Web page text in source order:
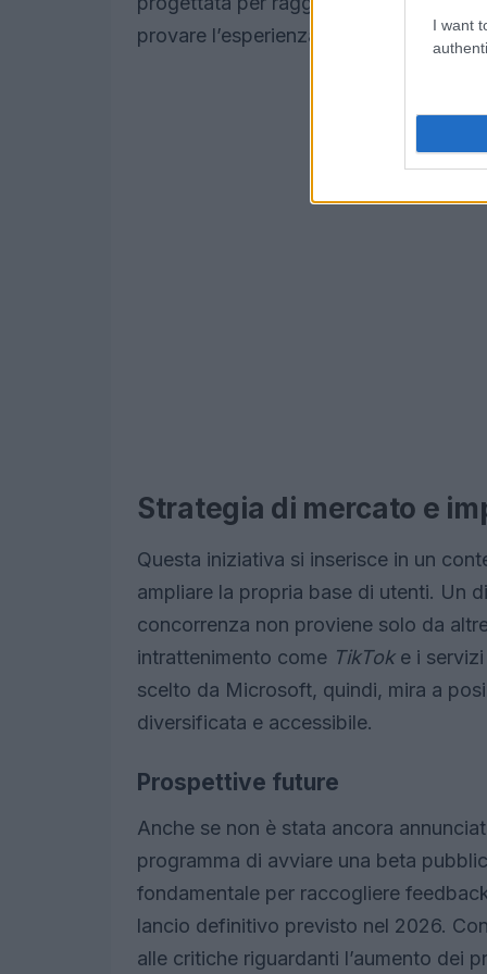
I want
provare l’esperienza Xbox senza
Strategia di mercato e
Questa iniziativa si inserisce in un
ampliare la propria base di utenti. Un
concorrenza non proviene solo da
intrattenimento come TikToke i servizi
scelto da Microsoft, quindi, mira a
diversificata e accessibile.
Prospettive future
Anche se non è stata ancora
programma di avviare una beta
fondamentale per raccogliere
lancio definitivo previsto nel 2026.
alle critiche riguardanti l’aumento dei